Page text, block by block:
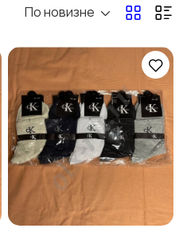
Пиджаки и костюмы
Свитеры и толстовки
1
По новизне